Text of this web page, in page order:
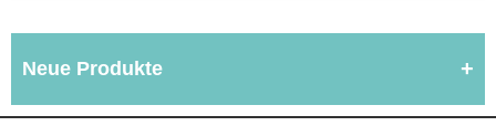
Neue Produkte